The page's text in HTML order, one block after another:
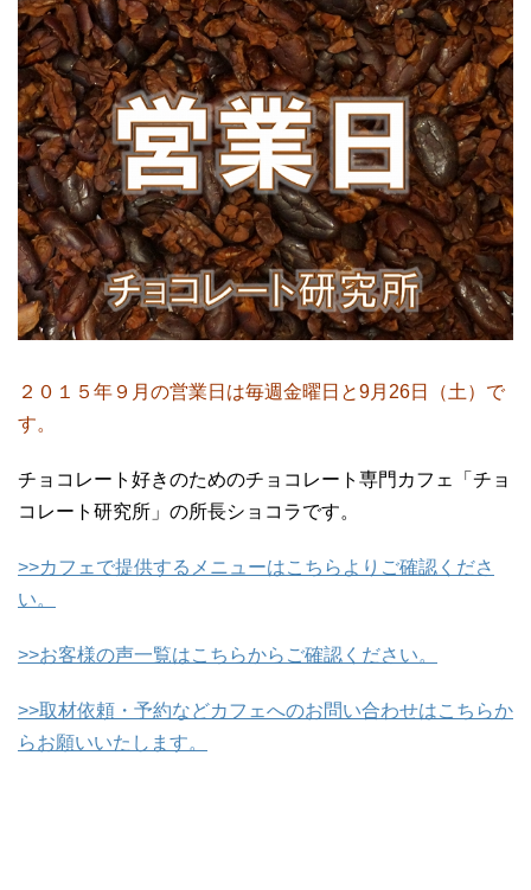
２０１５年９月の営業日は毎週金曜日と9月26日（土）で
す。
チョコレート好きのためのチョコレート専門カフェ「チョ
コレート研究所」の所長ショコラです。
>>カフェで提供するメニューはこちらよりご確認くださ
い。
>>お客様の声一覧はこちらからご確認ください。
>>取材依頼・予約などカフェへのお問い合わせはこちらか
らお願いいたします。